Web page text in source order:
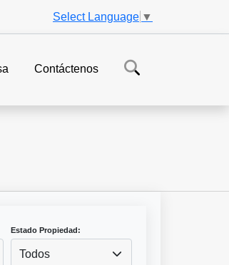
Select Language ▼
Contáctenos
Estado Propiedad:
Todos